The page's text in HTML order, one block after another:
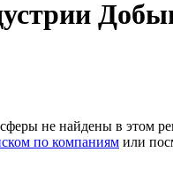
не найдены в этом
по компаниям или